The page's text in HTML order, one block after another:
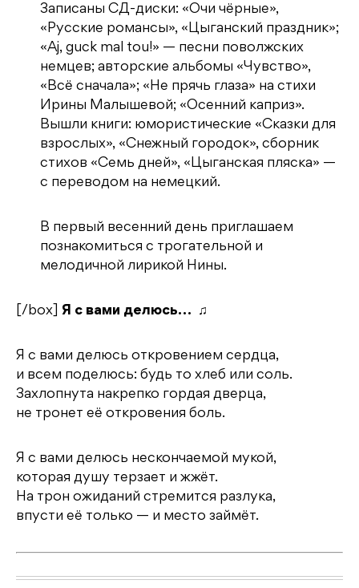
Записаны СД-диски: «Очи чёрные»,
«Русские романсы», «Цыганский праздник»;
«Aj, guck mal tou!» — песни поволжских
немцев; авторские альбомы «Чувство»,
«Всё сначала»; «Не прячь глаза» на стихи
Ирины Малышевой; «Осенний каприз».
Вышли книги: юмористические «Сказки для
взрослых», «Снежный городок», сборник
стихов «Семь дней», «Цыганская пляска» —
с переводом на немецкий.
В первый весенний день приглашаем
познакомиться с трогательной и
мелодичной лирикой Нины.
[/box] Я с вами делюсь… ♫
Я с вами делюсь откровением сердца,
и всем поделюсь: будь то хлеб или соль.
Захлопнута накрепко гордая дверца,
не тронет её откровения боль.
Я с вами делюсь нескончаемой мукой,
которая душу терзает и жжёт.
На трон ожиданий стремится разлука,
впусти её только — и место займёт.